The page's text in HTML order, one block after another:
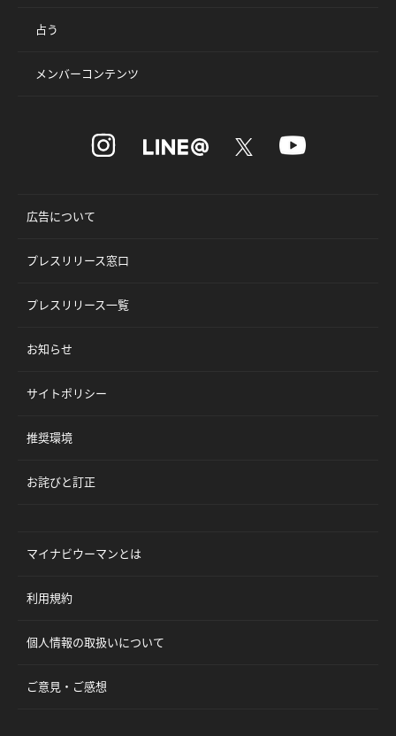
占う
メンバーコンテンツ
広告について
プレスリリース窓口
プレスリリース一覧
お知らせ
サイトポリシー
推奨環境
お詫びと訂正
マイナビウーマンとは
利用規約
個人情報の取扱いについて
ご意見・ご感想